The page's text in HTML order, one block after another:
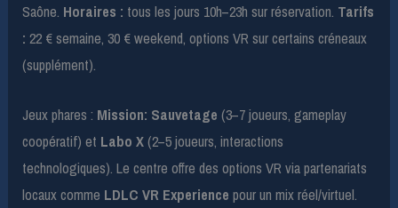
Saône. Horaires : tous les jours 10h–23h sur réservation. Tarifs
: 22 € semaine, 30 € weekend, options VR sur certains créneaux
(supplément).
Jeux phares : Mission: Sauvetage (3–7 joueurs, gameplay
coopératif) et Labo X(2–5 joueurs, interactions
technologiques). Le centre offre des options VR via partenariats
locaux comme LDLC VR Experience pour un mix réel/virtuel.